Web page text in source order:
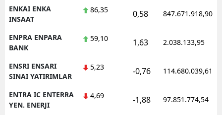
ENKAI ENKA
INSAAT
86,35 0,58 847.671.918,90
ENPRA ENPARA
BANK
59,10 1,63 2.038.133,95
ENSRI ENSARI
SINAI YATIRIMLAR
5,23 -0,76 114.680.039,61
ENTRA IC ENTERRA
YEN. ENERJI
4,69 -1,88 97.851.774,54